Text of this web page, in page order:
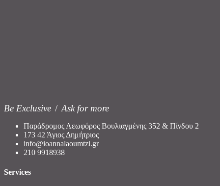
Be Exclusive / Ask for more
Παράδρομος Λεωφόρος Βουλιαγμένης 352 & Πίνδου 2
173 42 Άγιος Δημήτριος
info@ioannalaoumtzi.gr
210 9918938
Services